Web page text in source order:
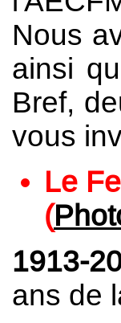
Nous
ainsi
Bref,
vous
Le
(
1913-
ans de